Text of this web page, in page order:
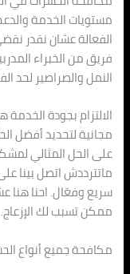
مستويات الخدمة
الفعالة عشان نقدر
فريق من الخبراء
النمل والصراصير لحد
الالتزام بجودة الخدمة
مجانية لتحديد أفضل
على الحل المثالي
سريع وفعّال. احنا هنا
ممكن تسبب لك الإزعاج.
مكافحة جميع أنواع